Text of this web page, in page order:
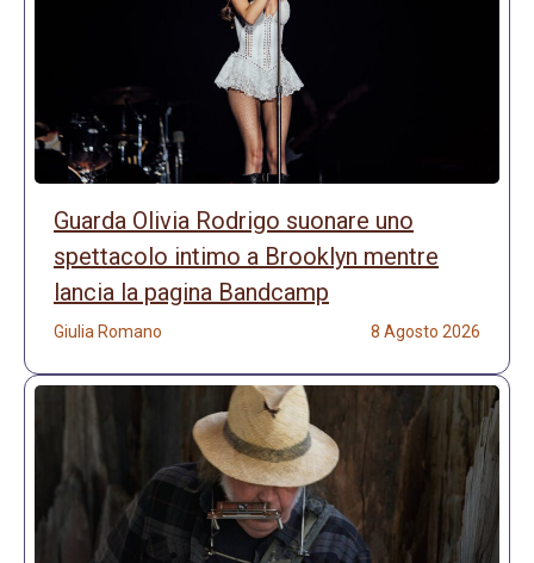
Guarda Olivia Rodrigo suonare uno
spettacolo intimo a Brooklyn mentre
lancia la pagina Bandcamp
Giulia Romano 8 Agosto 2026